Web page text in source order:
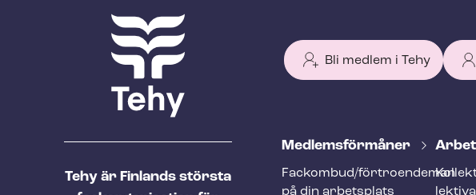
Tehy är Finlands största
Bli medlem i Tehy
T
h
Med­lems­för­må­ner
Fackombud/förtroendeman
på din arbetsplats